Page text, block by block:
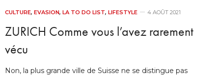
CULTURE, EVASION, LA TO DO LIST, LIFESTYLE 4 AOÛT 2021
ZURICH Comme vous l’avez rarement
vécu
Non, la plus grande ville de Suisse ne se distingue pas